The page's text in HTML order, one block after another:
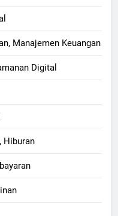
Manajemen Keuangan
Digital
Hiburan